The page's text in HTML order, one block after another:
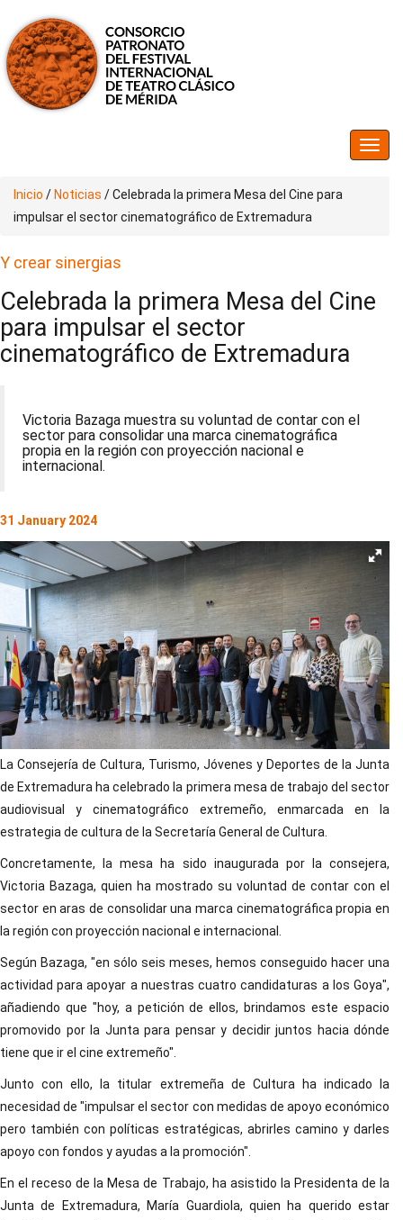
Inicio / Noticias /Celebrada la primera Mesa del Cine para
impulsar el sector cinematográfico de Extremadura
Y crear sinergias
Celebrada la primera Mesa del Cine
para impulsar el sector
cinematográfico de Extremadura
Victoria Bazaga muestra su voluntad de contar con el
sector para consolidar una marca cinematográfica
propia en la región con proyección nacional e
internacional.
31 January 2024
La Consejería de Cultura, Turismo, Jóvenes y Deportes de la Junta
de Extremadura ha celebrado la primera mesa de trabajo del sector
audiovisual y cinematográfico extremeño, enmarcada en la
estrategia de cultura de la Secretaría General de Cultura.
Concretamente, la mesa ha sido inaugurada por la consejera,
Victoria Bazaga, quien ha mostrado su voluntad de contar con el
sector en aras de consolidar una marca cinematográfica propia en
la región con proyección nacional e internacional.
Según Bazaga, "en sólo seis meses, hemos conseguido hacer una
actividad para apoyar a nuestras cuatro candidaturas a los Goya",
añadiendo que "hoy, a petición de ellos, brindamos este espacio
promovido por la Junta para pensar y decidir juntos hacia dónde
tiene que ir el cine extremeño".
Junto con ello, la titular extremeña de Cultura ha indicado la
necesidad de "impulsar el sector con medidas de apoyo económico
pero también con políticas estratégicas, abrirles camino y darles
apoyo con fondos y ayudas a la promoción".
En el receso de la Mesa de Trabajo, ha asistido la Presidenta de la
Junta de Extremadura, María Guardiola, quien ha querido estar